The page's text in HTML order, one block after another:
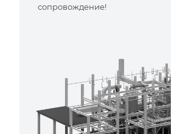
сопровождение!